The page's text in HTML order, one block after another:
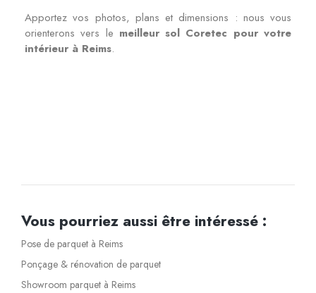
Apportez vos photos, plans et dimensions : nous vous
orienterons vers le meilleur sol Coretec pour votre
intérieur à Reims.
Vous pourriez aussi être intéressé :
Pose de parquet à Reims
Ponçage & rénovation de parquet
Showroom parquet à Reims